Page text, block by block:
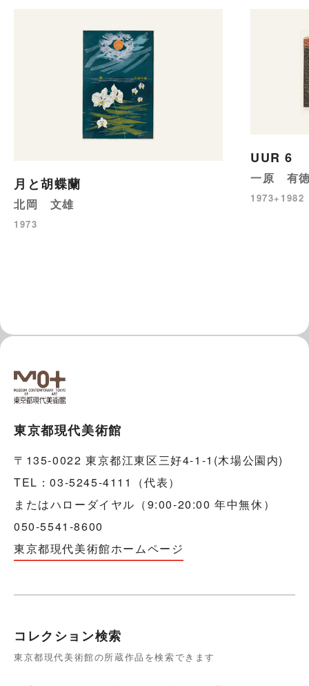
月と胡蝶蘭
北岡 文雄
1973
UUR 6
一原 有
1973+1982
東京都現代美術館
〒135-0022 東京都江東区三好4-1-1(木場公園内)
TEL：03-5245-4111（代表）
またはハローダイヤル（9:00-20:00 年中無休）
050-5541-8600
東京都現代美術館ホームページ
コレクション検索
東京都現代美術館の所蔵作品を検索できます